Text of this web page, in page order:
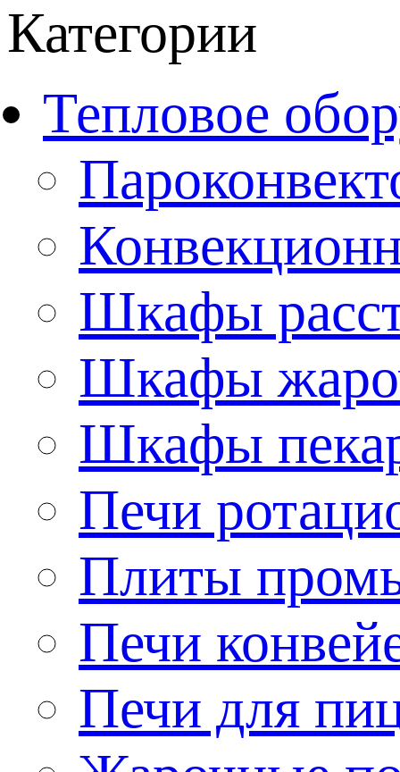
Категории
Тепловое
Шкафы
Шкафы
Шкафы
Печи
Плиты
Печи
Печи для